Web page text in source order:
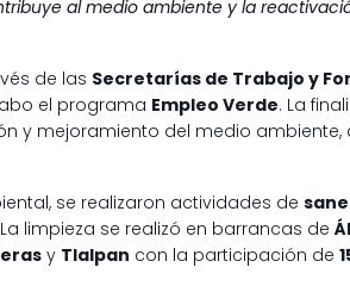
al medio ambiente y la
de las Secretarías de Trabajo y
el programa Empleo Verde. La
y mejoramiento del medio
se realizaron actividades de
limpieza se realizó en barrancas de
y Tlalpan con la participación de